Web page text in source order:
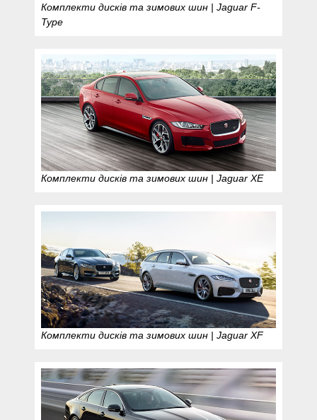
Комплекти дисків та зимових шин | Jaguar F-
Type
Комплекти дисків та зимових шин | Jaguar XE
Комплекти дисків та зимових шин | Jaguar XF